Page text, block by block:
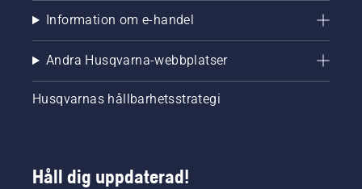
Information om e-handel
Andra Husqvarna-webbplatser
Husqvarnas hållbarhetsstrategi
Håll dig uppdaterad!